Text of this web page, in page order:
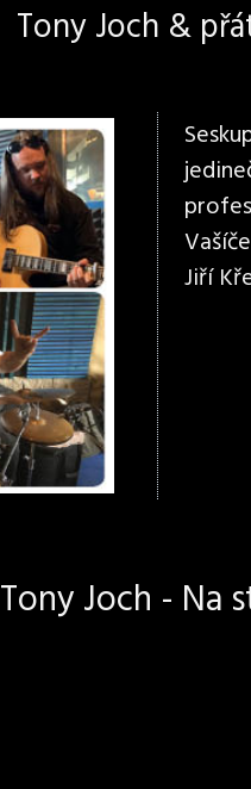
Tony Joch &
Jiří
Tony Joch - Na